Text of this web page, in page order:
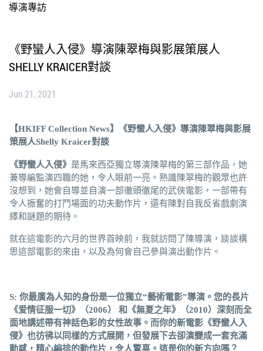
導演專訪
《野蠻人入侵》導演陳翠梅與影展策展人
SHELLY KRAICER對談
Jun 21, 2021
【HKIFF Collection News】《野蠻人入侵》導演陳翠梅與影展
策展人Shelly Kraicer對談
《野蠻人入侵》 是馬來西亞獨立導演陳翠梅的第三部作品，她
兼導編監演四職的她，令人眼前一亮。熟識陳翠梅的觀眾也許
沒想到，她會自導並自演一部徹頭徹尾的武俠電影，一部帶有
令人振奮的打鬥場面的功夫動作片，還有陳對自我反省戲劇演
繹和謎題的期待。
就在這電影的六月的世界首映前，我就訪問了陳導演，談談構
思這部電影的來由，以及為何會自己參與演出動作片。
S: 你最廣為人知的身份是一位獨立“藝術電影”導演。您的長片
《爱情征服一切》（2006） 和《無夏之年》（2010） 深刻 而全
面地講述帶有神話色彩的女性故事。 而你的新電影《野蠻人入
侵》 也彷彿以同樣的方式展開，但發展下去卻演變成一套充滿
動感，精心編排的動作片，令人驚喜 。這是你的新方向嗎？